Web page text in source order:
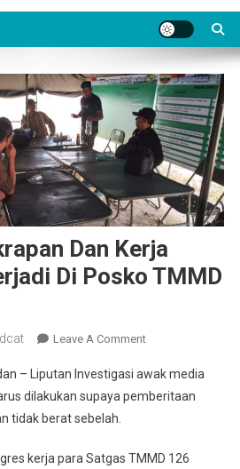
Dan Kerja
Di Posko TMMD
Leave A CommentOn
Keakrapan
Dan
Yang
– Liputan Investigasi awak media
dilakukan supaya pemberitaan
tidak berat sebelah.
kerja para Satgas TMMD 126